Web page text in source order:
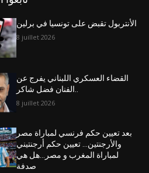
الأنتربول تقبض على تونسيا في برلين
8 juillet 2026
القضاء العسكري اللبناني يفرج عن
8 juillet 2026
بعد تعيين حكم فرنسي لمباراة مصر
والأرجنتين… تعيين حكم أرجنتيني
لمباراة المغرب و مصر…هل هي
صدفة